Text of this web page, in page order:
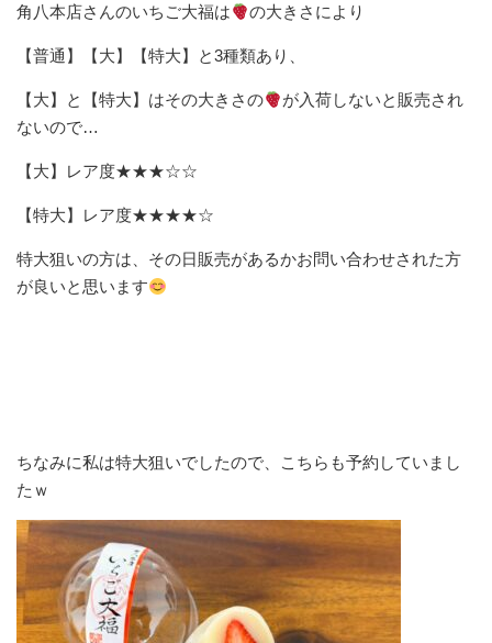
角八本店さんのいちご大福は の大きさにより
【普通】【大】【特大】と3種類あり、
【大】と【特大】はその大きさの
が入荷しないと販売され
ないので…
【大】レア度★★★☆☆
【特大】レア度★★★★☆
特大狙いの方は、その日販売があるかお問い合わせされた方
が良いと思います
ちなみに私は特大狙いでしたので、こちらも予約していまし
たｗ